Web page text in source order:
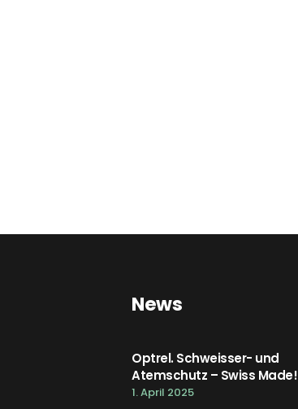
News
Optrel. Schweisser- und
Atemschutz – Swiss Made!
1. April 2025